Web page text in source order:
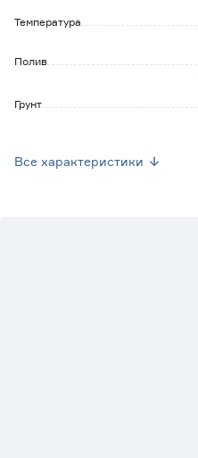
Температура
Полив
Грунт
Все характеристики